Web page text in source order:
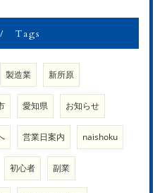
Tags
製造業 新所原
愛知県 お知らせ
営業日案内 naishoku
初心者 副業